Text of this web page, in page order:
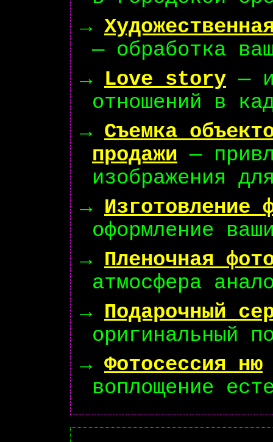
→
— обработка
→ Love story —
отношений в
→ Съемка
продажи —
изображения
→ Изготовление
оформление
→ Пленочная
атмосфера
→ Подарочный
оригинальный
→ Фотосессия ню
воплощение